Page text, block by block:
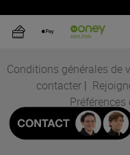
Conditions générales de
contacter|